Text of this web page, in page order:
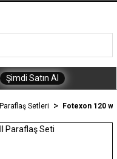
Şimdi Satın Al
Paraflaş Setleri Fotexon 120 w